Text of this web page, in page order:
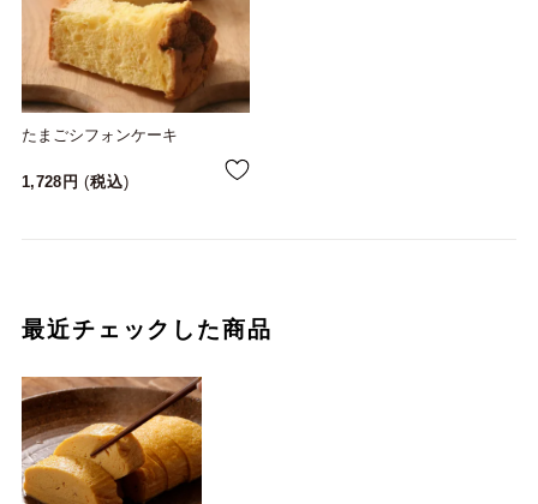
たまごシフォンケーキ
1,728 税込
最近チェックした商品